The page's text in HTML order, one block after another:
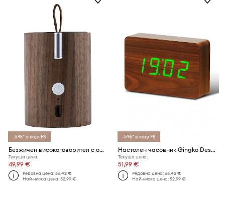
-5%* с код: FS
Безжичен високоговорител с осветление Gingko Design Drum Light Bluetooth Speaker
Текуща цена:
49,99 €
Редовна цена:66,42 €
Най-ниска цена:52,99 €
-5%* с код: FS
Настолен часовник Gingko Design Brick Click Clock
Текуща цена:
51,99 €
Редовна цена:66,42 €
Най-ниска цена:52,99 €